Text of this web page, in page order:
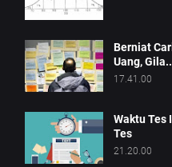
Berniat
Uang,
17.41.00
Waktu Tes
Tes
21.20.00